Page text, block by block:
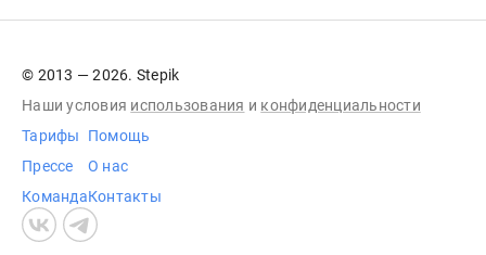
© 2013 — 2026. Stepik
Наши условия использования и конфиденциальности
Тарифы
Прессе
Команда
Помощь
О нас
Контакты